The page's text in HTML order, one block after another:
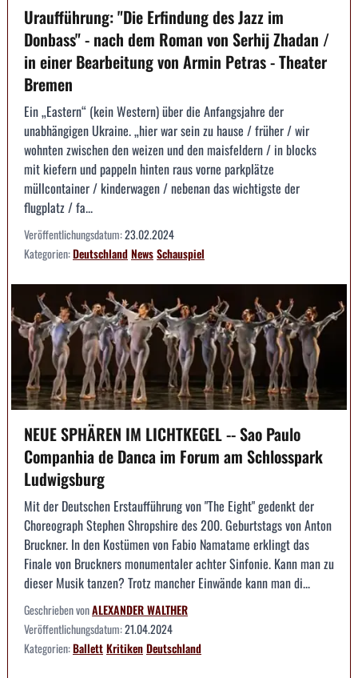
Uraufführung: "Die Erfindung des Jazz im
Donbass" - nach dem Roman von Serhij Zhadan /
in einer Bearbeitung von Armin Petras - Theater
Bremen
Ein „Eastern“ (kein Western) über die Anfangsjahre der
unabhängigen Ukraine. „hier war sein zu hause / früher / wir
wohnten zwischen den weizen und den maisfeldern / in blocks
mit kiefern und pappeln hinten raus vorne parkplätze
müllcontainer / kinderwagen / nebenan das wichtigste der
flugplatz / fa...
Veröffentlichungsdatum:23.02.2024
Kategorien:DeutschlandNewsSchauspiel
NEUE SPHÄREN IM LICHTKEGEL -- Sao Paulo
Companhia de Danca im Forum am Schlosspark
Ludwigsburg
Mit der Deutschen Erstaufführung von "The Eight" gedenkt der
Choreograph Stephen Shropshire des 200. Geburtstags von Anton
Bruckner. In den Kostümen von Fabio Namatame erklingt das
Finale von Bruckners monumentaler achter Sinfonie. Kann man zu
dieser Musik tanzen? Trotz mancher Einwände kann man di...
Geschrieben vonALEXANDER WALTHER
Veröffentlichungsdatum:21.04.2024
Kategorien:BallettKritikenDeutschland